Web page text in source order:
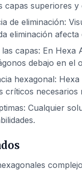
capas superiores y
de eliminación:
eliminación
capas: En Hexa
debajo en el
hexagonal: Hexa
críticos necesarios
: Cualquier